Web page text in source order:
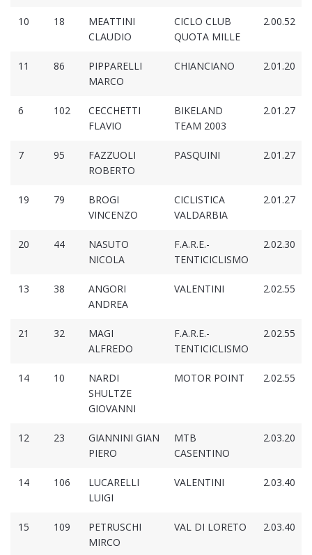
10 18
MEATTINI
CLAUDIO
CICLO CLUB
QUOTA MILLE
2.00.52
11 86
PIPPARELLI
MARCO
CHIANCIANO 2.01.20
6 102
CECCHETTI
FLAVIO
BIKELAND
TEAM 2003
2.01.27
7 95
FAZZUOLI
ROBERTO
PASQUINI 2.01.27
19 79
BROGI
VINCENZO
CICLISTICA
VALDARBIA
2.01.27
20 44
NASUTO
NICOLA
F.A.R.E.-
TENTICICLISMO
2.02.30
13 38
ANGORI
ANDREA
VALENTINI 2.02.55
21 32
MAGI
ALFREDO
F.A.R.E.-
TENTICICLISMO
2.02.55
14 10
NARDI
SHULTZE
GIOVANNI
MOTOR POINT 2.02.55
12 23
GIANNINI GIAN
PIERO
MTB
CASENTINO
2.03.20
14 106
LUCARELLI
LUIGI
VALENTINI 2.03.40
15 109
PETRUSCHI
MIRCO
VAL DI LORETO 2.03.40